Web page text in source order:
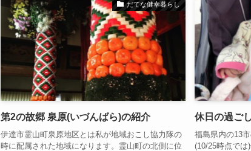
だてな健幸暮らし
第2の故郷 泉原(いづんばら)の紹介
伊達市霊山町泉原地区とは私が地域おこし協力隊の
時に配属された地域になります。霊山町の北側に位
休日の過ご
福島県内の13
(10/25時点では